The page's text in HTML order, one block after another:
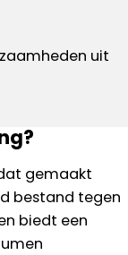
uit
gemaakt
bestand tegen
biedt een